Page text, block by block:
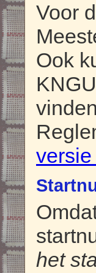
Voor
Ook
versie
het